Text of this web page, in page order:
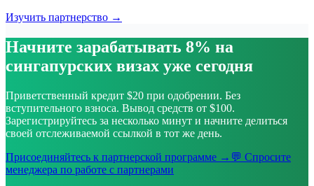
Изучить партнерство →
Начните зарабатывать 8% на
сингапурских визах уже сегодня
Приветственный кредит $20 при одобрении. Без
вступительного взноса. Вывод средств от $100.
Зарегистрируйтесь за несколько минут и начните делиться
своей отслеживаемой ссылкой в тот же день.
Присоединяйтесь к партнерской программе → 💬 Спросите
менеджера по работе с партнерами